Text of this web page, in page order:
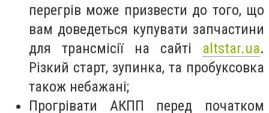
перегрів може призвести до того, що
вам доведеться купувати запчастини
для трансмісії на сайті altstar.ua.
Різкий старт, зупинка, та пробуксовка
також небажані;
Прогрівати АКПП перед початком